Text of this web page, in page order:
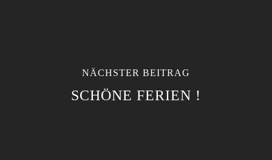
NÄCHSTER BEITRAG
SCHÖNE FERIEN !